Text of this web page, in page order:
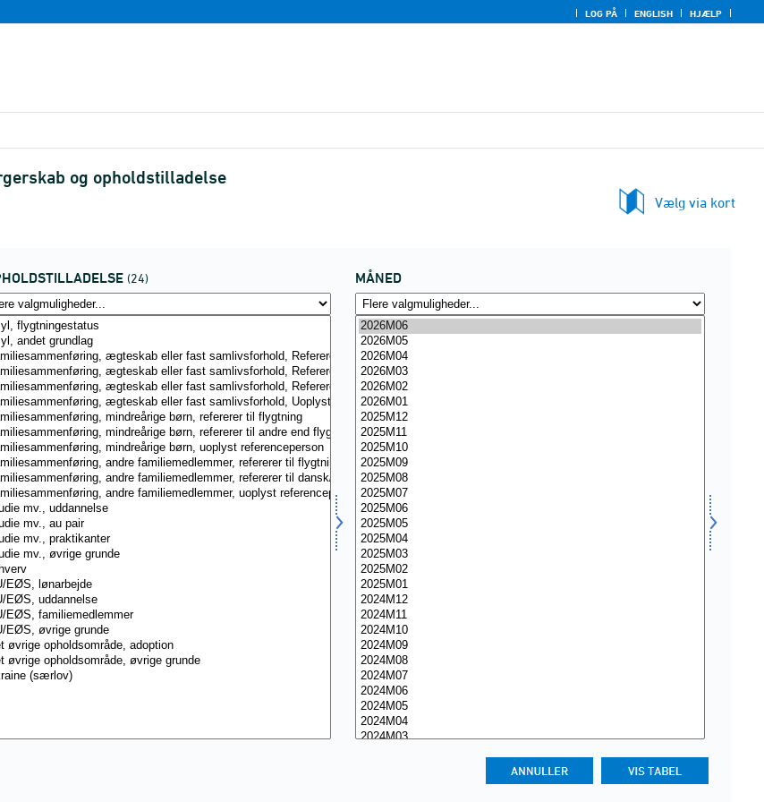
LOG PÅ ENGLISH HJÆLP
og opholdstilladelse
Vælg via kort
(24) MÅNED